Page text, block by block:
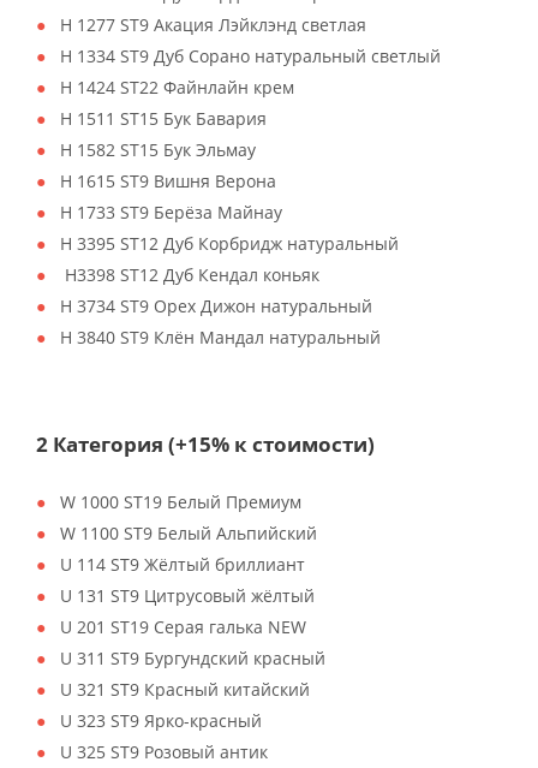
H 1277 ST9 Акация Лэйклэнд светлая
H 1334 ST9 Дуб Сорано натуральный светлый
H 1424 ST22 Файнлайн крем
H 1511 ST15 Бук Бавария
H 1582 ST15 Бук Эльмау
H 1615 ST9 Вишня Верона
H 1733 ST9 Берёза Майнау
H 3395 ST12 Дуб Корбридж натуральный
H3398 ST12 Дуб Кендал коньяк
H 3734 ST9 Орех Дижон натуральный
H 3840 ST9 Клён Мандал натуральный
2 Категория (+15% к стоимости)
W 1000 ST19 Белый Премиум
W 1100 ST9 Белый Альпийский
U 114 ST9 Жёлтый бриллиант
U 131 ST9 Цитрусовый жёлтый
U 201 ST19 Серая галька NEW
U 311 ST9 Бургундский красный
U 321 ST9 Красный китайский
U 323 ST9 Ярко-красный
U 325 ST9 Розовый антик